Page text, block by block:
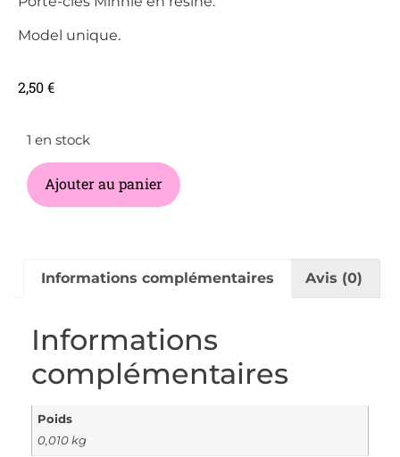
Model unique.
2,50€
1 en stock
Ajouter au panier
Informations complémentaires Avis (0)
Informations
complémentaires
Poids
0,010 kg